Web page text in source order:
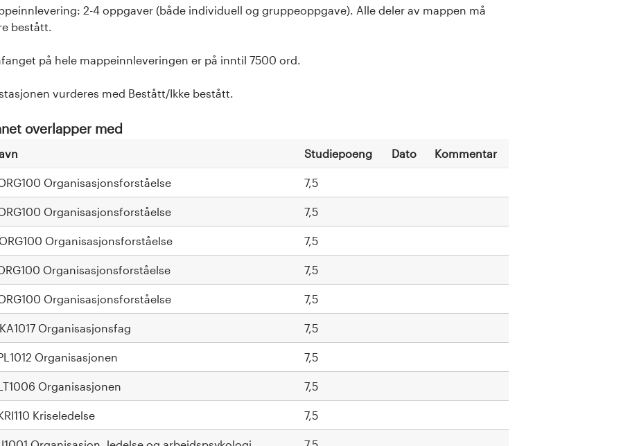
2-4 oppgaver (både individuell og gruppeoppgave). Alle deler av mappen må
bestått.
på hele mappeinnleveringen er på inntil 7500 ord.
vurderes med Bestått/Ikke bestått.
overlapper med
Studiepoeng Dato Kommentar
Organisasjonsforståelse 7,5
Organisasjonsforståelse 7,5
Organisasjonsforståelse 7,5
Organisasjonsforståelse 7,5
Organisasjonsforståelse 7,5
Organisasjonsfag 7,5
Organisasjonen 7,5
Organisasjonen 7,5
Kriseledelse 7,5